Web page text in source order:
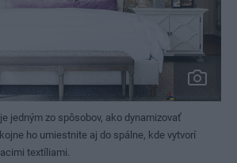
je jedným zo spôsobov, ako dynamizovať
ho umiestnite aj do spálne, kde vytvorí
textíliami.